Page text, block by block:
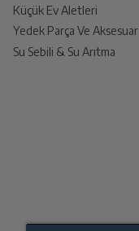
Küçük Ev Aletleri
Yedek Parça Ve Aksesuar
Su Sebili & Su Arıtma